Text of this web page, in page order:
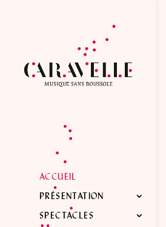
ACCUEIL
PRÉSENTATION
SPECTACLES